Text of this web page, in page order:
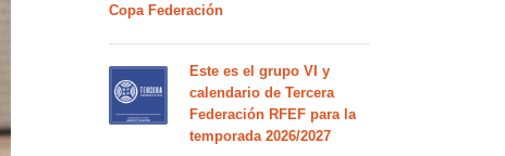
Copa Federación
Este es el grupo VI y
calendario de Tercera
Federación RFEF para la
temporada 2026/2027